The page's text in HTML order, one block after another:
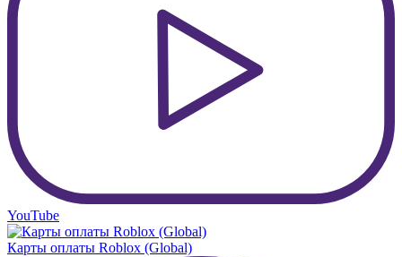
YouTube
Карты оплаты Roblox (Global)